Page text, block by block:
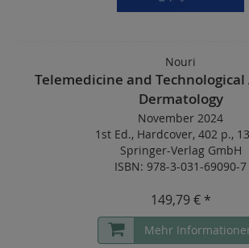
Nouri
Telemedicine and Technological
Dermatology
November 2024
1st Ed., Hardcover, 402 p.,
Springer-Verlag GmbH
ISBN: 978-3-031-69090-7
149,79 € *
Mehr